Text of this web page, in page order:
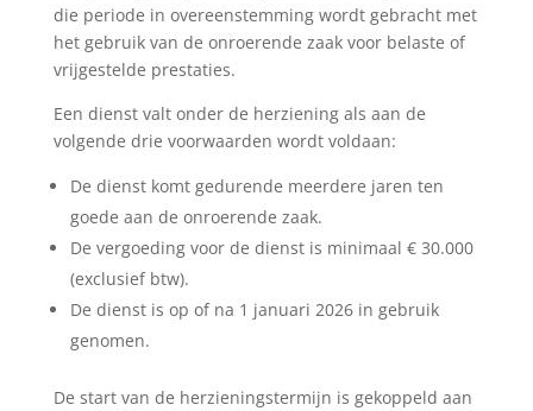
die periode in overeenstemming wordt gebracht met
het gebruik van de onroerende zaak voor belaste of
vrijgestelde prestaties.
Een dienst valt onder de herziening als aan de
volgende drie voorwaarden wordt voldaan:
De dienst komt gedurende meerdere jaren ten
goede aan de onroerende zaak.
De vergoeding voor de dienst is minimaal € 30.000
(exclusief btw).
De dienst is op of na 1 januari 2026 in gebruik
genomen.
De start van de herzieningstermijn is gekoppeld aan